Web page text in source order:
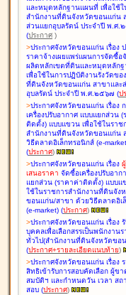
และหมุดหลักฐานแผนที่ เพื่อใช้ใ
สำนักงานที่ดินจังหวัดขอนแก่น
ส่วนแยกอุบลรัตน์ ประจำปี พ.ศ.
(ประกาศ )
>ประกาศจังหวัดขอนแก่น เรื่อง
ราคาจ้างเผยแพร่แผนการจัดซื้อ
ผลิตหลักเขตที่ดินและหมุดหลัก
เพื่อใช้ในการปฏิบัติงานรังวัดขอ
ที่ดินจังหวัดขอนแก่น สาขาและ
อุบลรัตน์ ประจำปี พ.ศ.๒๕๖๗ (ป
>ประกาศจังหวัดขอนแก่น เรื่อง
เครื่องปรับอากาศ แบบแยกส่วน (
ติดตั้ง) แบบแขวน เพื่อใช้ในราช
สำนักงานที่ดินจังหวัดขอนแก่น
วิธีตลาดอิเล็กทรอนิกส์ (e-
(ประกาศ)
>ประกาศจังหวัดขอนแก่น เรื่อง
เสนอราคา จัดซื้อเครื่องปรับอาก
แยกส่วน (ราคาค่าติดตั้ง) แบบแ
ใช้ในราชการสำนักงานที่ดินจัง
ขอนแก่น/สาขา ด้วยวิธีตลาดอิเ
(e-market) (ประกาศ)
>ประกาศจังหวัดขอนแก่น เรื่อง
บุคคลเพื่อเลือกสรรเป็นพนักงานร
ทั่วไป(สำนักงานที่ดินจังหวัดขอ
(ประกาศ+รายละเอียดแนบท้าย)
>ประกาศจังหวัดขอนแก่น เรื่อง
สิทธิเข้ารับการสอบคัดเลือก ผู้ข
สมบัติฯ และกำหนดวัน เวลา สถ
สอบ (ประกาศ)